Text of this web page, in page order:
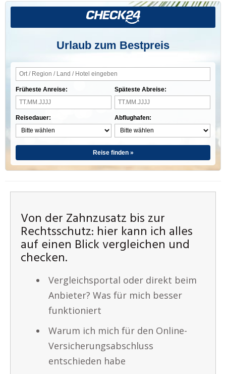
Urlaub zum Bestpreis
Früheste Anreise:
Reisedauer:
Späteste Abreise:
Abflughafen:
Reise finden »
Von der Zahnzusatz bis zur
Rechtsschutz: hier kann ich alles
auf einen Blick vergleichen und
checken.
Vergleichsportal oder direkt beim
Anbieter? Was für mich besser
funktioniert
Warum ich mich für den Online-
Versicherungsabschluss
entschieden habe